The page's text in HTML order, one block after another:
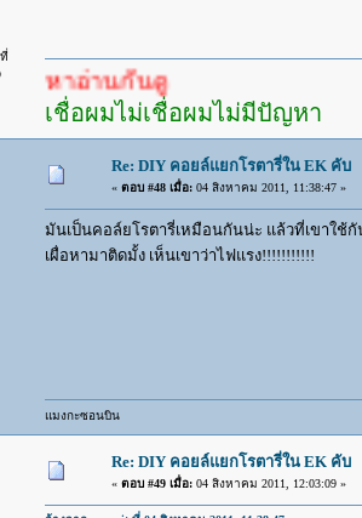
นดู
เชื่อผมไม่เชื่อผมไม่มีปัญหา
Re: DIY คอยล์แยกโรตารี่ใน EK คับ
« ตอบ #48 เมื่อ:04 สิงหาคม 2011, 11:38:47 »
มันเป็นคอล์ยโรตารี่เหมือนกันน่ะ แล้วที่เขาใช้
เผื่อหามาติดมั้ง เห็นเขาว่าไฟแรง!!!!!!!!!!!
แมงกะซอนบิน
Re: DIY คอยล์แยกโรตารี่ใน EK คับ
« ตอบ #49 เมื่อ:04 สิงหาคม 2011, 12:03:09 »